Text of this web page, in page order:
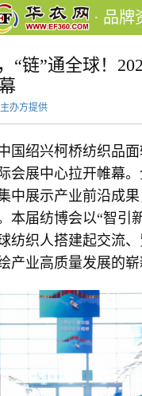
· 品牌
“链”通全球！
主办方提供
国绍兴柯桥纺织品
会展中心拉开帷幕
中展示产业前沿成
本届纺博会以“智引
纺织人搭建起交流
产业高质量发展的崭